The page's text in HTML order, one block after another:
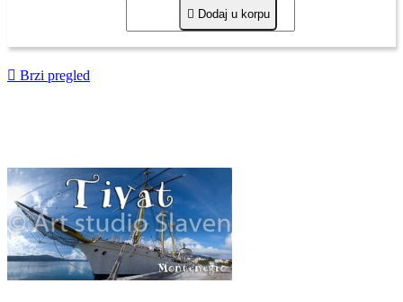
 Dodaj u korpu
 Brzi pregled